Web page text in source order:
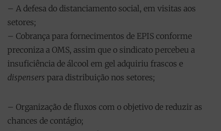
– A defesa do distanciamento social, em visitas aos
setores;
– Cobrança para fornecimentos de EPIS conforme
preconiza a OMS, assim que o sindicato percebeu a
insuficiência de álcool em gel adquiriu frascos e
dispensers para distribuição nos setores;
– Organização de fluxos com o objetivo de reduzir as
chances de contágio;